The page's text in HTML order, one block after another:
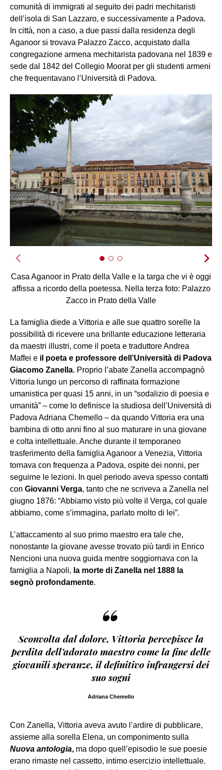
comunità di immigrati al seguito dei padri mechitaristi
dell’isola di San Lazzaro, e successivamente a Padova.
In città, non a caso, a due passi dalla residenza degli
Aganoor si trovava Palazzo Zacco, acquistato dalla
congregazione armena mechitarista padovana nel 1839 e
sede dal 1842 del Collegio Moorat per gli studenti armeni
che frequentavano l’Università di Padova.
Casa Aganoor in Prato della Valle e la targa che vi è oggi
affissa a ricordo della poetessa. Nella terza foto: Palazzo
Zacco in Prato della Valle
La famiglia diede a Vittoria e alle sue quattro sorelle la
possibilità di ricevere una brillante educazione letteraria
da maestri illustri, come il poeta e traduttore Andrea
Maffei e il poeta e professore dell’Università di Padova
Giacomo Zanella. Proprio l’abate Zanella accompagnò
Vittoria lungo un percorso di raffinata formazione
umanistica per quasi 15 anni, in un “sodalizio di poesia e
umanità” – come lo definisce la studiosa dell’Università di
Padova Adriana Chemello – da quando Vittoria era una
bambina di otto anni fino al suo maturare in una giovane
e colta intellettuale. Anche durante il temporaneo
trasferimento della famiglia Aganoor a Venezia, Vittoria
tornava con frequenza a Padova, ospite dei nonni, per
seguirne le lezioni. In quel periodo aveva spesso contatti
con Giovanni Verga, tanto che ne scriveva a Zanella nel
giugno 1876: “Abbiamo visto più volte il Verga, col quale
abbiamo, come s’immagina, parlato molto di lei”.
L’attaccamento al suo primo maestro era tale che,
nonostante la giovane avesse trovato più tardi in Enrico
Nencioni una nuova guida mentre soggiornava con la
famiglia a Napoli, la morte di Zanella nel 1888 la
segnò profondamente.
“
Sconvolta dal dolore, Vittoria percepisce la
perdita dell’adorato maestro come la fine delle
giovanili speranze, il definitivo infrangersi dei
suo sogni
Adriana Chemello
Con Zanella, Vittoria aveva avuto l’ardire di pubblicare,
assieme alla sorella Elena, un componimento sulla
Nuova antologia, ma dopo quell’episodio le sue poesie
erano rimaste nel cassetto, intimo esercizio intellettuale.